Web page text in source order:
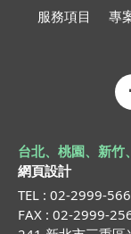
服務項目
專
台北、桃園、新竹
網頁設計
TEL : 02-2999-
FAX : 02-2999-